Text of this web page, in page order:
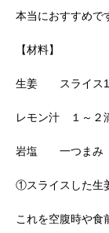
本当におすすめで
【材料】
生姜 スライス1
レモン汁 １～２
岩塩 一つまみ
①スライスした生
これを空腹時や食